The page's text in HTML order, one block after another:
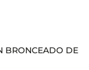
BRONCEADO DE